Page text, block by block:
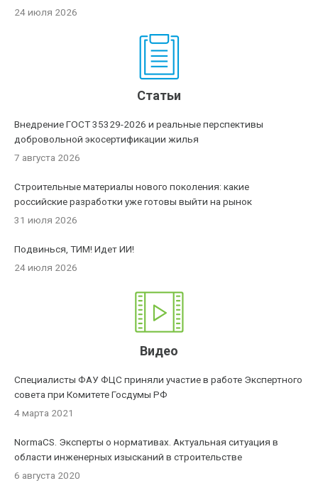
24 июля 2026
Статьи
Внедрение ГОСТ 35329-2026 и реальные перспективы
добровольной экосертификации жилья
7 августа 2026
Строительные материалы нового поколения: какие
российские разработки уже готовы выйти на рынок
31 июля 2026
Подвинься, ТИМ! Идет ИИ!
24 июля 2026
Видео
Специалисты ФАУ ФЦС приняли участие в работе Экспертного
совета при Комитете Госдумы РФ
4 марта 2021
NormaCS. Эксперты о нормативах. Актуальная ситуация в
области инженерных изысканий в строительстве
6 августа 2020